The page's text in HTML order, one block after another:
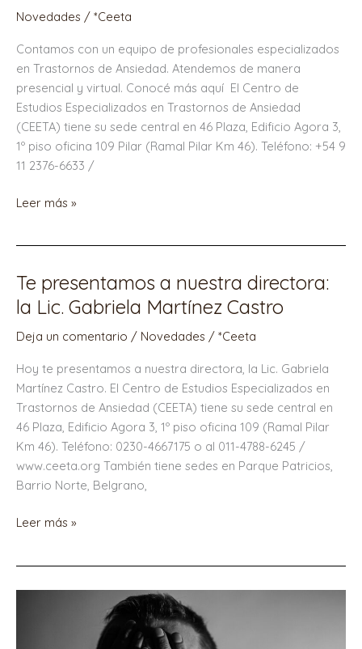
Novedades / *Ceeta
Contamos con un equipo de profesionales especializados
en Trastornos de Ansiedad. Atendemos de manera
presencial y virtual. Conocé más aquí El Centro de
Estudios Especializados en Trastornos de Ansiedad
(CEETA) tiene su sede central en 46 Plaza, Edificio Agora 3,
1º piso oficina 109 Pilar (Ramal Pilar Km 46). Teléfono: +54 9
11 2376-6633 /
Leer más »
Te presentamos a nuestra directora:
la Lic. Gabriela Martínez Castro
Deja un comentario / Novedades / *Ceeta
Hoy te presentamos a nuestra directora, la Lic. Gabriela
Martínez Castro. El Centro de Estudios Especializados en
Trastornos de Ansiedad (CEETA) tiene su sede central en
46 Plaza, Edificio Agora 3, 1º piso oficina 109 (Ramal Pilar
Km 46). Teléfono: 0230-4667175 o al 011-4788-6245 /
www.ceeta.org También tiene sedes en Parque Patricios,
Barrio Norte, Belgrano,
Te
presentamos
a
nuestra
la
Lic.
Gabriela
Martínez
Castro
Leer más »